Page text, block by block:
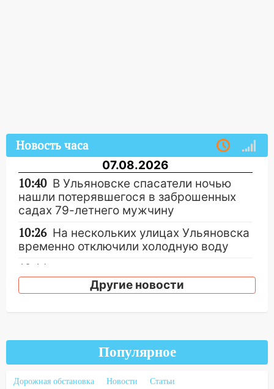
Новость часа
07.08.2026
10:40 В Ульяновске спасатели ночью
нашли потерявшегося в заброшенных
садах 79-летнего мужчину
10:26 На нескольких улицах Ульяновска
временно отключили холодную воду
10:14
коррупционной схемы при ЦГКБ
отправили в колонию на 7 и 8 лет
09:41 Диана Шурыгина уверовала в
Бога в СИЗО
Другие новости
Популярное
Дорожная обстановка Новости
Статьи